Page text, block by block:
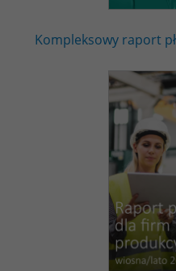
Kompleksowy raport